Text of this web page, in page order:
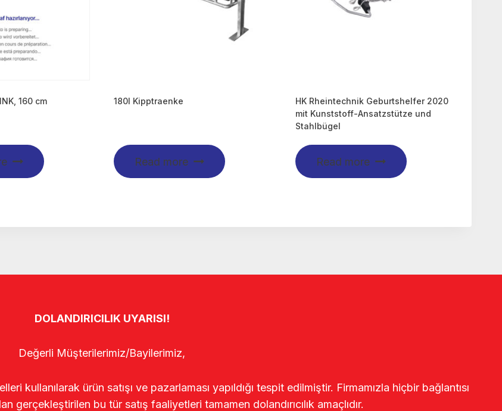
160 cm 180l Kipptraenke
Read more
HK Rheintechnik Geburtshelfer 2020
mit Kunststoff-Ansatzstütze und
Stahlbügel
Read more
DOLANDIRICILIK UYARISI!
Değerli Müşterilerimiz/Bayilerimiz,
kullanılarak ürün satışı ve pazarlaması yapıldığı tespit edilmiştir. Firmamızla hiçbir bağlantısı
gerçekleştirilen bu tür satış faaliyetleri tamamen dolandırıcılık amaçlıdır.